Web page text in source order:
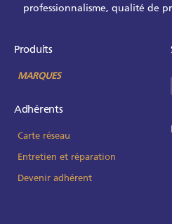
professionnalisme, qualité de
Produits
MARQUES
Adhérents
Carte réseau
Entretien et réparation
Devenir adhérent